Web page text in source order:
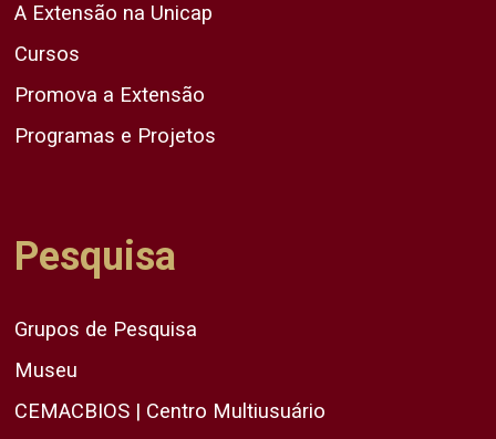
A Extensão na Unicap
Cursos
Promova a Extensão
Programas e Projetos
Pesquisa
Grupos de Pesquisa
Museu
CEMACBIOS | Centro Multiusuário